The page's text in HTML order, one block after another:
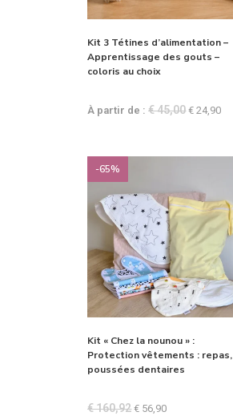
Kit 3 Tétines d’alimentation –
Apprentissage des gouts –
coloris au choix
À partir de :€45,00 € 24,90
-65%
Kit « Chez la nounou » :
Protection vêtements : repas,
poussées dentaires
€160,92 € 56,90